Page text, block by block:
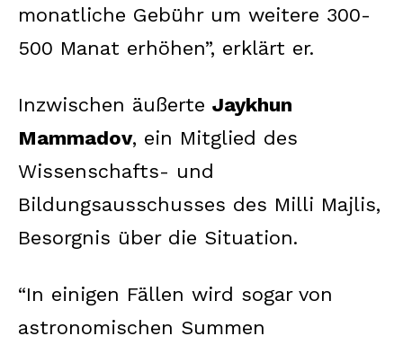
monatliche Gebühr um weitere 300-
500 Manat erhöhen”, erklärt er.
Inzwischen äußerte Jaykhun
Mammadov, ein Mitglied des
Wissenschafts- und
Bildungsausschusses des Milli Majlis,
Besorgnis über die Situation.
“In einigen Fällen wird sogar von
astronomischen Summen